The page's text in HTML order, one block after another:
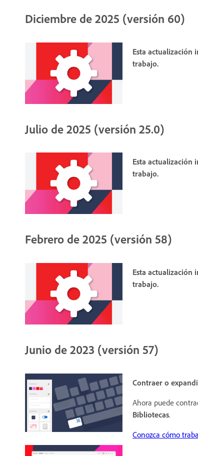
Diciembre de 2025 (versión 60)
Esta actualización
trabajo.
Julio de 2025 (versión 25.0)
Esta actualización
trabajo.
Febrero de 2025 (versión 58)
Esta actualización
trabajo.
Junio de 2023 (versión 57)
Contraer o
Ahora puede
Bibliotecas.
Conozca cómo